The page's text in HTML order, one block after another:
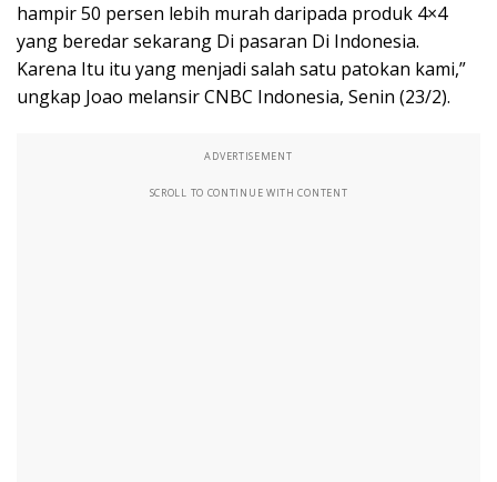
hampir 50 persen lebih murah daripada produk 4×4
yang beredar sekarang Di pasaran Di Indonesia.
Karena Itu itu yang menjadi salah satu patokan kami,”
ungkap Joao melansir CNBC Indonesia, Senin (23/2).
ADVERTISEMENT
SCROLL TO CONTINUE WITH CONTENT